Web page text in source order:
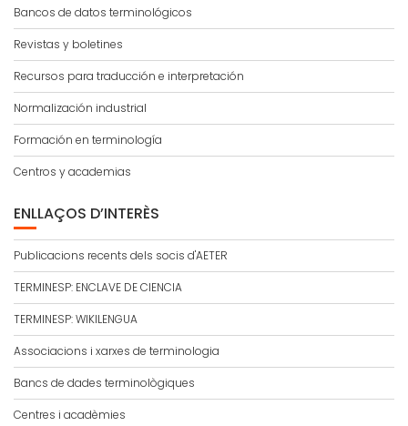
Bancos de datos terminológicos
Revistas y boletines
Recursos para traducción e interpretación
Normalización industrial
Formación en terminología
Centros y academias
ENLLAÇOS D’INTERÈS
Publicacions recents dels socis d'AETER
TERMINESP: ENCLAVE DE CIENCIA
TERMINESP: WIKILENGUA
Associacions i xarxes de terminologia
Bancs de dades terminològiques
Centres i acadèmies